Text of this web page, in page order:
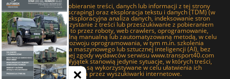
Systematyczne pobieranie treści, danych lub informacji z tej strony
internetowej (web scraping) oraz eksploracja tekstu i danych (TDM) (w
tym pobieranie i eksploracyjna analiza danych, indeksowanie stron
internetowych, korzystanie z treści lub przeszukiwanie z pobieraniem
baz danych), czy to przez roboty, web crawlers, oprogramowanie,
narzędzia lub dowolną manualną lub zautomatyzowaną metodą, w celu
tworzenia lub rozwoju oprogramowania, w tym m.in. szkolenia
systemów uczenia maszynowego lub sztucznej inteligencji (AI), bez
uprzedniej, wyraźnej zgody wydawców serwisu www.transport40.com
jest zabronione. Wyjątek stanowią jedynie sytuacje, w których treści,
dane lub informacje są wykorzystywane w celu ułatwienia ich
wyszukiwania przez wyszukiwarki internetowe.